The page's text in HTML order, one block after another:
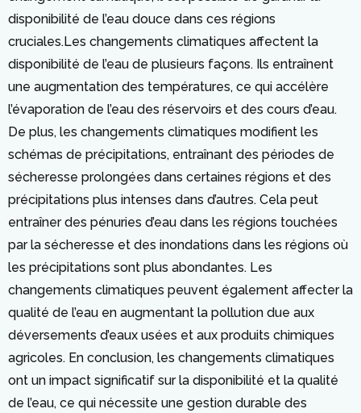
disponibilité de l’eau douce dans ces régions
cruciales.Les changements climatiques affectent la
disponibilité de l’eau de plusieurs façons. Ils entraînent
une augmentation des températures, ce qui accélère
l’évaporation de l’eau des réservoirs et des cours d’eau.
De plus, les changements climatiques modifient les
schémas de précipitations, entraînant des périodes de
sécheresse prolongées dans certaines régions et des
précipitations plus intenses dans d’autres. Cela peut
entraîner des pénuries d’eau dans les régions touchées
par la sécheresse et des inondations dans les régions où
les précipitations sont plus abondantes. Les
changements climatiques peuvent également affecter la
qualité de l’eau en augmentant la pollution due aux
déversements d’eaux usées et aux produits chimiques
agricoles. En conclusion, les changements climatiques
ont un impact significatif sur la disponibilité et la qualité
de l’eau, ce qui nécessite une gestion durable des